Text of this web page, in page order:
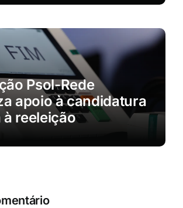
Psol-Rede
apoio à candidatura
à reeleição